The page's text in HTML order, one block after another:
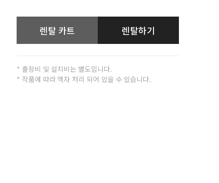
렌탈 카트 렌탈하기
* 출장비 및 설치비는 별도입니다.
* 작품에 따라 액자 처리 되어 있을 수 있습니다.